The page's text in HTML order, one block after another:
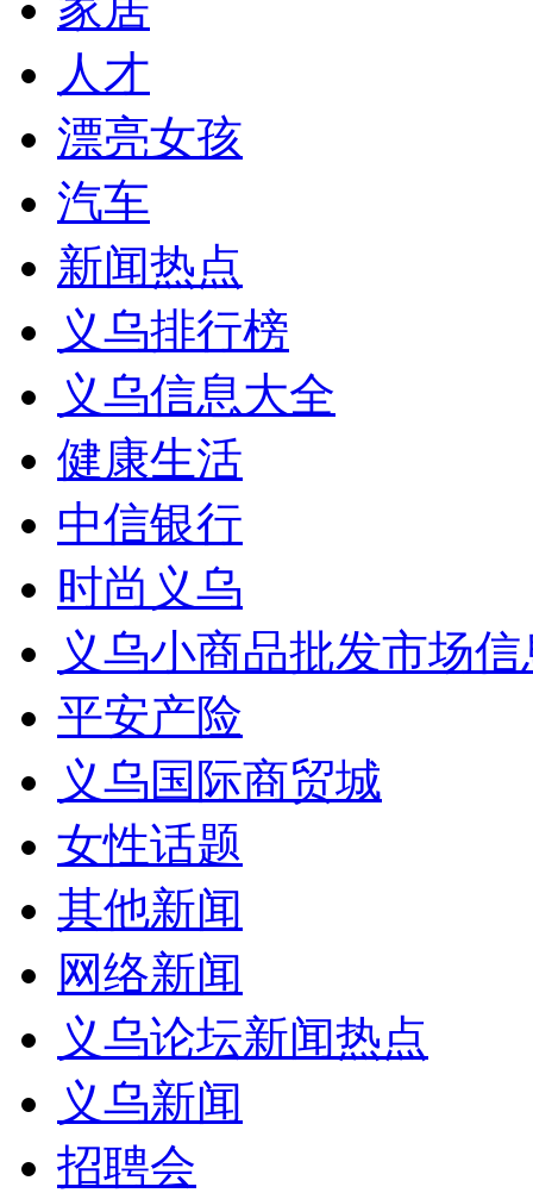
人才
漂亮女孩
汽车
新闻热点
义乌排行榜
义乌信息大全
健康生活
中信银行
时尚义乌
义乌小商品批发市场
平安产险
义乌国际商贸城
女性话题
其他新闻
网络新闻
义乌论坛新闻热点
义乌新闻
招聘会